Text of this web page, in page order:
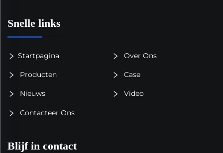
Snelle links
Startpagina Over Ons
Producten Case
Nieuws Video
Contacteer Ons
Blijf in contact